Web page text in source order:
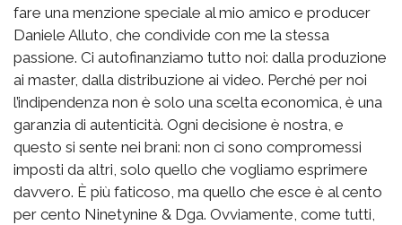
fare una menzione speciale al mio amico e producer
Daniele Alluto, che condivide con me la stessa
passione. Ci autofinanziamo tutto noi: dalla produzione
ai master, dalla distribuzione ai video. Perché per noi
l’indipendenza non è solo una scelta economica, è una
garanzia di autenticità. Ogni decisione è nostra, e
questo si sente nei brani: non ci sono compromessi
imposti da altri, solo quello che vogliamo esprimere
davvero. È più faticoso, ma quello che esce è al cento
per cento Ninetynine & Dga. Ovviamente, come tutti,